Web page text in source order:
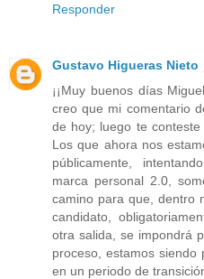
Responder
Gustavo Higueras Nieto
¡¡Muy buenos días
creo que mi comentario
de hoy; luego te
Los que ahora nos
públicamente,
marca personal 2.0,
camino para que, dentro
candidato,
otra salida, se impondrá
proceso, estamos siendo
en un periodo de